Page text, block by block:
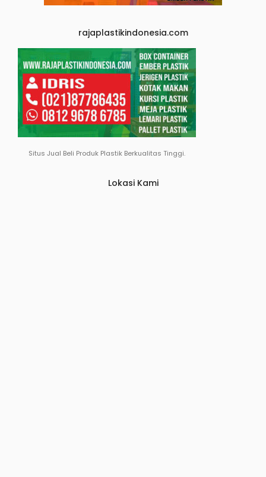
rajaplastikindonesia.com
Situs Jual Beli Produk Plastik Berkualitas Tinggi.
Lokasi Kami